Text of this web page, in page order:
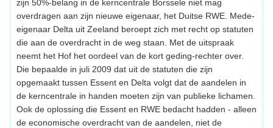
zijn 50%-belang in de kerncentrale Borssele niet mag
overdragen aan zijn nieuwe eigenaar, het Duitse RWE. Mede-
eigenaar Delta uit Zeeland beroept zich met recht op statuten
die aan de overdracht in de weg staan. Met de uitspraak
neemt het Hof het oordeel van de kort geding-rechter over.
Die bepaalde in juli 2009 dat uit de statuten die zijn
opgemaakt tussen Essent en Delta volgt dat de aandelen in
de kerncentrale in handen moeten zijn van publieke lichamen.
Ook de oplossing die Essent en RWE bedacht hadden - alleen
de economische overdracht van de aandelen, niet de